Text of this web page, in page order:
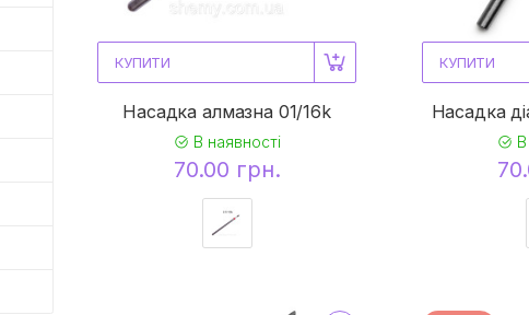
КУПИТИ
Насадка алмазна 01/16k
В наявності
70.00 грн.
КУПИТИ
Насадка